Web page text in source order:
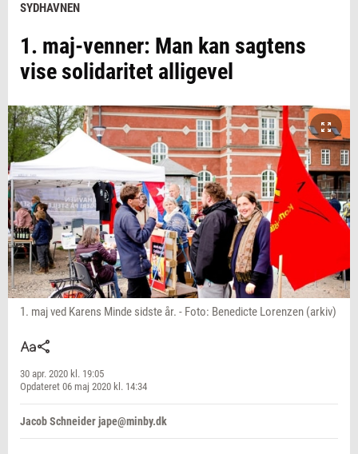
SYDHAVNEN
1. maj-venner: Man kan sagtens
vise solidaritet alligevel
1. maj ved Karens Minde sidste år. - Foto: Benedicte Lorenzen (arkiv)
30 apr. 2020 kl. 19:05
Opdateret 06 maj 2020 kl. 14:34
Jacob Schneider jape@minby.dk